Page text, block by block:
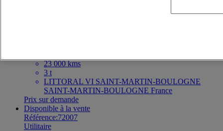
23 000 kms
3 t
LITTORAL VI SAINT-MARTIN-BOULOGNE
SAINT-MARTIN-BOULOGNE France
Prix sur demande
Disponible à la vente
Référence:72007
Utilitaire